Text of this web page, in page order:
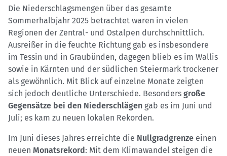
Die Niederschlagsmengen über das gesamte
Sommerhalbjahr 2025 betrachtet waren in vielen
Regionen der Zentral- und Ostalpen durchschnittlich.
Ausreißer in die feuchte Richtung gab es insbesondere
im Tessin und in Graubünden, dagegen blieb es im Wallis
sowie in Kärnten und der südlichen Steiermark trockener
als gewöhnlich. Mit Blick auf einzelne Monate zeigten
sich jedoch deutliche Unterschiede. Besonders große
Gegensätze bei den Niederschlägen gab es im Juni und
Juli; es kam zu neuen lokalen Rekorden.
Im Juni dieses Jahres erreichte die Nullgradgrenze einen
neuen Monatsrekord : Mit dem Klimawandel steigen die